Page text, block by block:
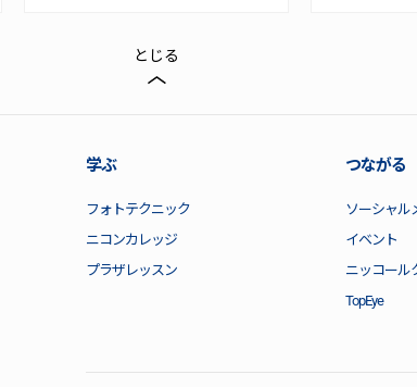
とじる
学ぶ
フォトテクニック
ニコンカレッジ
プラザレッスン
つながる
ソーシャル
イベント
ニッコール
TopEye